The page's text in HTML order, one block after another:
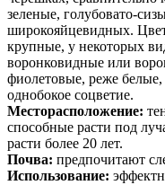
зеленые, голубовато-
широкояйцевидных.
крупные, у некоторых
воронковидные или
фиолетовые, реже белые,
однобокое соцветие.
Месторасположение:
способные расти под
расти более 20 лет.
Почва: предпочитают
Использование: